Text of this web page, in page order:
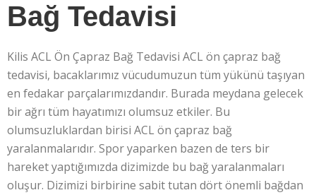
Bağ Tedavisi
Kilis ACL Ön Çapraz Bağ Tedavisi ACL ön çapraz bağ
tedavisi, bacaklarımız vücudumuzun tüm yükünü taşıyan
en fedakar parçalarımızdandır. Burada meydana gelecek
bir ağrı tüm hayatımızı olumsuz etkiler. Bu
olumsuzluklardan birisi ACL ön çapraz bağ
yaralanmalarıdır. Spor yaparken bazen de ters bir
hareket yaptığımızda dizimizde bu bağ yaralanmaları
oluşur. Dizimizi birbirine sabit tutan dört önemli bağdan